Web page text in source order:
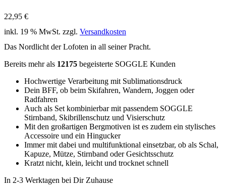
22,95 €
inkl. 19 % MwSt. zzgl. Versandkosten
Das Nordlicht der Lofoten in all seiner Pracht.
Bereits mehr als 12175 begeisterte SOGGLE Kunden
Hochwertige Verarbeitung mit Sublimationsdruck
Dein BFF, ob beim Skifahren, Wandern, Joggen oder
Radfahren
Auch als Set kombinierbar mit passendem SOGGLE
Stirnband, Skibrillenschutz und Visierschutz
Mit den großartigen Bergmotiven ist es zudem ein stylisches
Accessoire und ein Hingucker
Immer mit dabei und multifunktional einsetzbar, ob als Schal,
Kapuze, Mütze, Stirnband oder Gesichtsschutz
Kratzt nicht, klein, leicht und trocknet schnell
In 2-3 Werktagen bei Dir Zuhause